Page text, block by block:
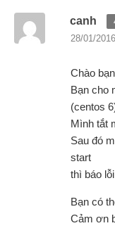
canh
28/01/
Chào
Bạn cho
(centos
Mình tắt
Sau đó
start
thì báo
Bạn có
Cảm ơn